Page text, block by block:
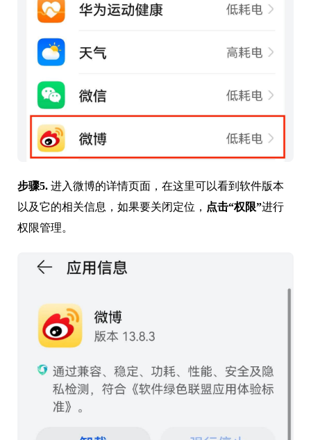
步骤5. 进入微博的详情页面，在这里可以看到软件版本
以及它的相关信息，如果要关闭定位， 点击“权限”进行
权限管理。